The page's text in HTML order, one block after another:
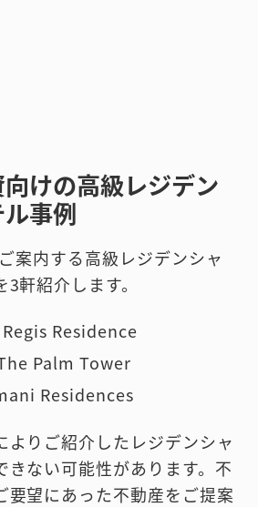
けの高級レジデン
事例
案内する高級レジデンシャ
軒紹介します。
Regis Residence
Palm Tower
Residences
よりご紹介したレジデンシャ
きない可能性があります。不
要望にあった不動産をご提案